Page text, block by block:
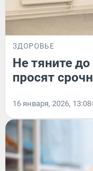
ЗДОРОВЬЕ
Не тяните
просят
16 января, 2026, 13:08